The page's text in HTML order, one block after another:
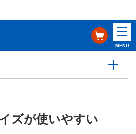
MENU
ズが使いやすい